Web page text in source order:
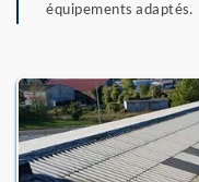
équipements adaptés.